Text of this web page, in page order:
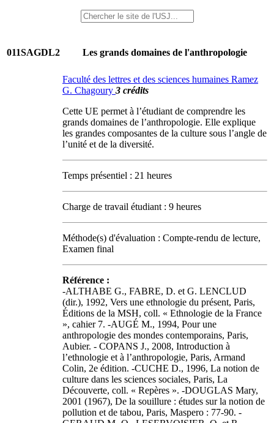
011SAGDL2 Les grands domaines de l'anthropologie
Faculté des lettres et des sciences humaines Ramez
G. Chagoury 3 crédits
Cette UE permet à l’étudiant de comprendre les
grands domaines de l’anthropologie. Elle explique
les grandes composantes de la culture sous l’angle de
l’unité et de la diversité.
Temps présentiel : 21 heures
Charge de travail étudiant : 9 heures
Méthode(s) d'évaluation : Compte-rendu de lecture,
Examen final
Référence :
-ALTHABE G., FABRE, D. et G. LENCLUD
(dir.), 1992, Vers une ethnologie du présent, Paris,
Éditions de la MSH, coll. « Ethnologie de la France
», cahier 7. -AUGÉ M., 1994, Pour une
anthropologie des mondes contemporains, Paris,
Aubier. - COPANS J., 2008, Introduction à
l’ethnologie et à l’anthropologie, Paris, Armand
Colin, 2e édition. -CUCHE D., 1996, La notion de
culture dans les sciences sociales, Paris, La
Découverte, coll. « Repères ». -DOUGLAS Mary,
2001 (1967), De la souillure : études sur la notion de
pollution et de tabou, Paris, Maspero : 77-90. -